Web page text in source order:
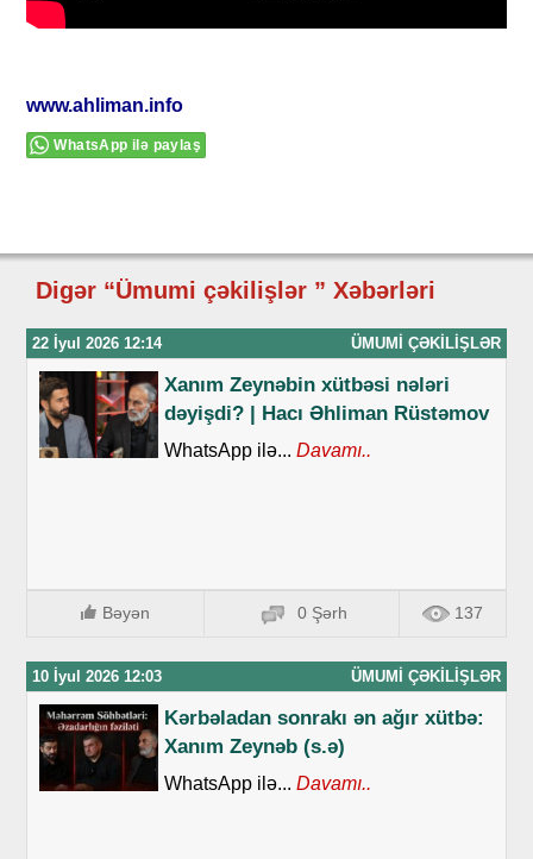
www.ahliman.info
WhatsApp ilə paylaş
Digər “Ümumi çəkilişlər ” Xəbərləri
22 İyul 2026 12:14 ÜMUMI ÇƏKILIŞLƏR
Xanım Zeynəbin xütbəsi nələri
dəyişdi? | Hacı Əhliman Rüstəmov
WhatsApp ilə... Davamı..
Bəyən 0 Şərh 137
10 İyul 2026 12:03 ÜMUMI ÇƏKILIŞLƏR
Kərbəladan sonrakı ən ağır xütbə:
Xanım Zeynəb (s.ə)
WhatsApp ilə... Davamı..